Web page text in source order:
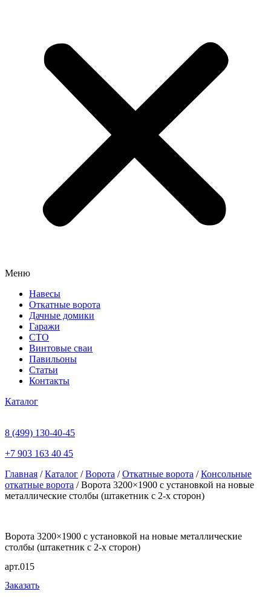
Меню
Навесы
Откатные ворота
Дачные домики
Гаражи
СТО
Винтовые сваи
Павильоны
Статьи
Контакты
Каталог
8 (499) 130-40-45
+7 903 163 40 45
Главная /Каталог /Ворота /Откатные ворота /Консольные
откатные ворота / Ворота 3200×1900 с установкой на новые
металлические столбы (штакетник с 2-х сторон)
Ворота 3200×1900 с установкой на новые металлические
столбы (штакетник с 2-х сторон)
арт.015
Заказать